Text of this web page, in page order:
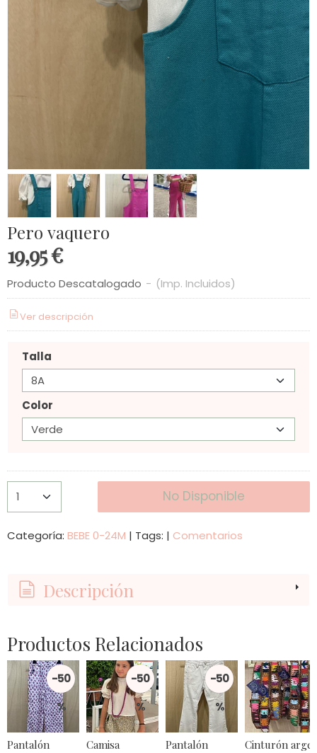
Pero vaquero
19,95 €
Producto Descatalogado - (Imp. Incluidos)
Ver descripción
Talla
Color
No Disponible
Categoría: BEBE 0-24M | Tags: | Comentarios
Descripción
Productos Relacionados
-50
%
Pantalón
-50
%
Camisa
-50
%
Pantalón Cinturón